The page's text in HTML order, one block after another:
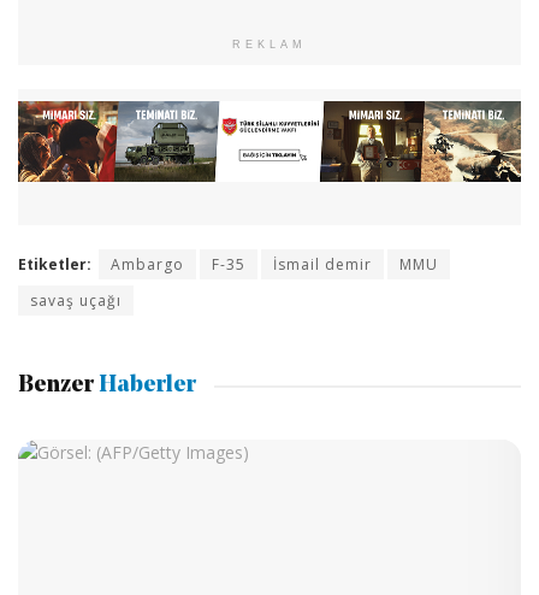
REKLAM
Etiketler: Ambargo F-35 İsmail demir
MMU
savaş uçağı
Benzer Haberler